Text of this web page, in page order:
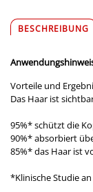
BESCHREIBUNG
Vorteile und
Das Haar ist
95%* schützt die
90%* absorbiert
85%* das Haar ist
*Klinische Studie